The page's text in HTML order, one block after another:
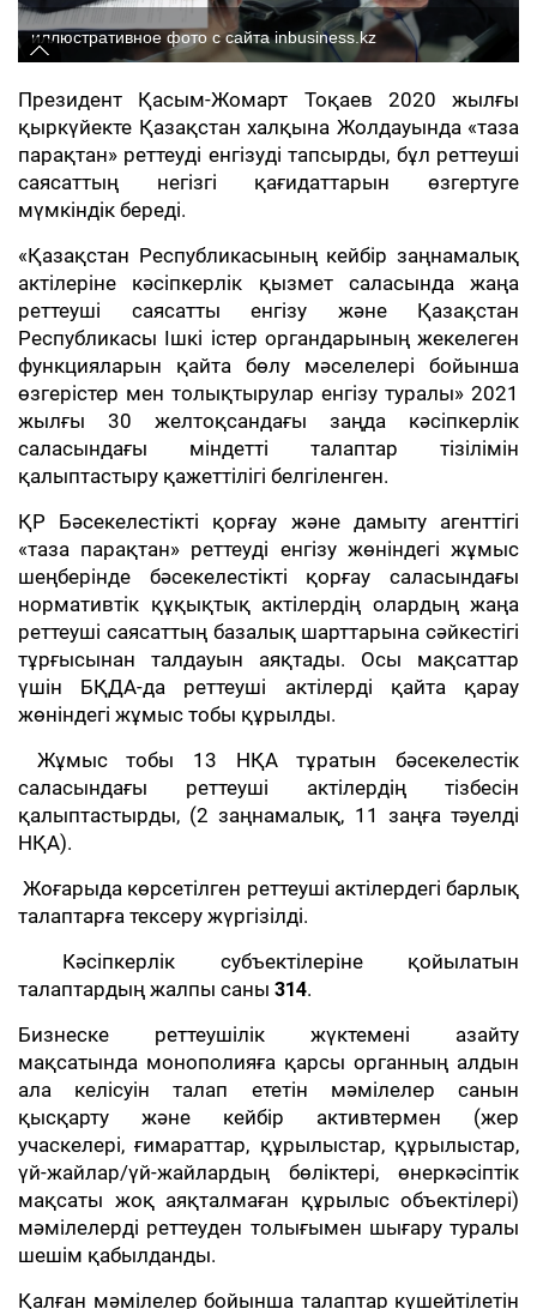
иллюстративное фото с сайта inbusiness.kz
Президент Қасым-Жомарт Тоқаев 2020 жылғы
қыркүйекте Қазақстан халқына Жолдауында «таза
парақтан» реттеуді енгізуді тапсырды, бұл реттеуші
саясаттың негізгі қағидаттарын өзгертуге
мүмкіндік береді.
«Қазақстан Республикасының кейбір заңнамалық
актілеріне кәсіпкерлік қызмет саласында жаңа
реттеуші саясатты енгізу және Қазақстан
Республикасы Ішкі істер органдарының жекелеген
функцияларын қайта бөлу мәселелері бойынша
өзгерістер мен толықтырулар енгізу туралы» 2021
жылғы 30 желтоқсандағы заңда кәсіпкерлік
саласындағы міндетті талаптар тізілімін
қалыптастыру қажеттілігі белгіленген.
ҚР Бәсекелестікті қорғау және дамыту агенттігі
«таза парақтан» реттеуді енгізу жөніндегі жұмыс
шеңберінде бәсекелестікті қорғау саласындағы
нормативтік құқықтық актілердің олардың жаңа
реттеуші саясаттың базалық шарттарына сәйкестігі
тұрғысынан талдауын аяқтады. Осы мақсаттар
үшін БҚДА-да реттеуші актілерді қайта қарау
жөніндегі жұмыс тобы құрылды.
Жұмыс тобы 13 НҚА тұратын бәсекелестік
саласындағы реттеуші актілердің тізбесін
қалыптастырды, (2 заңнамалық, 11 заңға тәуелді
НҚА).
Жоғарыда көрсетілген реттеуші актілердегі барлық
талаптарға тексеру жүргізілді.
Кәсіпкерлік субъектілеріне қойылатын
талаптардың жалпы саны 314.
Бизнеске реттеушілік жүктемені азайту
мақсатында монополияға қарсы органның алдын
ала келісуін талап ететін мәмілелер санын
қысқарту және кейбір активтермен (жер
учаскелері, ғимараттар, құрылыстар, құрылыстар,
үй-жайлар/үй-жайлардың бөліктері, өнеркәсіптік
мақсаты жоқ аяқталмаған құрылыс объектілері)
мәмілелерді реттеуден толығымен шығару туралы
шешім қабылданды.
Қалған мәмілелер бойынша талаптар күшейтілетін